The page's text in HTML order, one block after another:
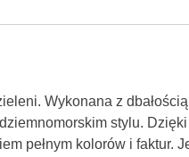
Wykonana z
stylu.
pełnym kolorów i faktur.